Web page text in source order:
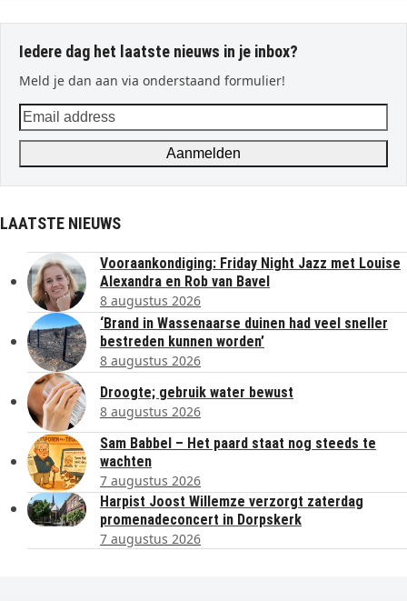
Iedere dag het laatste nieuws in je inbox?
Meld je dan aan via onderstaand formulier!
Email
address
Aanmelden
LAATSTE NIEUWS
Vooraankondiging: Friday Night Jazz met Louise
Alexandra en Rob van Bavel
8 augustus 2026
‘Brand in Wassenaarse duinen had veel sneller
bestreden kunnen worden’
8 augustus 2026
Droogte; gebruik water bewust
8 augustus 2026
Sam Babbel – Het paard staat nog steeds te
wachten
7 augustus 2026
Harpist Joost Willemze verzorgt zaterdag
promenadeconcert in Dorpskerk
7 augustus 2026